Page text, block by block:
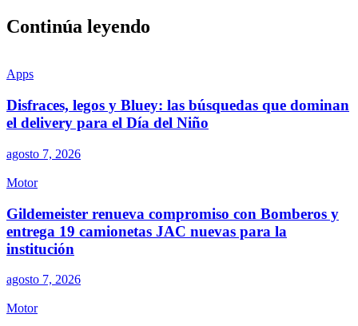
Continúa leyendo
Apps
Disfraces, legos y Bluey: las búsquedas que dominan
el delivery para el Día del Niño
agosto 7, 2026
Motor
Gildemeister renueva compromiso con Bomberos y
entrega 19 camionetas JAC nuevas para la
institución
agosto 7, 2026
Motor